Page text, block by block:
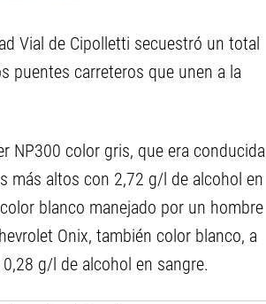
Vial de Cipolletti secuestró un total
puentes carreteros que unen a la
NP300 color gris, que era conducida
más altos con 2,72 g/l de alcohol en
blanco manejado por un hombre
Onix, también color blanco, a
g/l de alcohol en sangre.